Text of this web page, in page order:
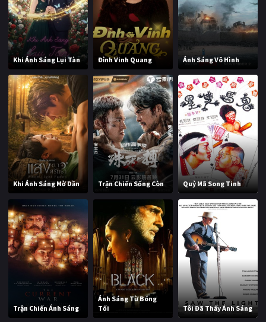
Khi Ánh Sáng Lụi Tàn Đỉnh Vinh Quang Ánh Sáng Vô Hình
Khi Ánh Sáng Mờ Dần Trận Chiến Sống Còn Quỷ Mã Song Tinh
Trận Chiến Ánh Sáng
Ánh Sáng Từ Bóng
Tối
Tôi Đã Thấy Ánh Sáng